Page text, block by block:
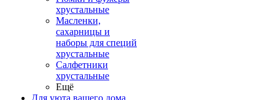
хрустальные
Масленки,
сахарницы и
наборы для специй
хрустальные
Салфетники
хрустальные
Ещё
Для уюта вашего дома